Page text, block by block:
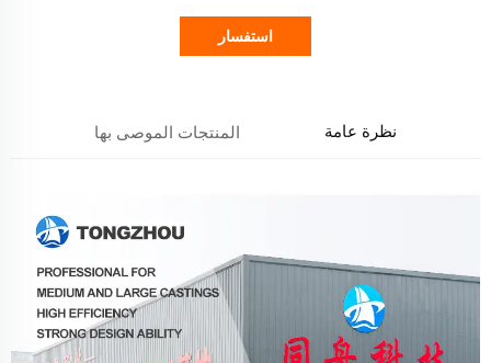
استفسار
نظرة عامة المنتجات الموصى بها